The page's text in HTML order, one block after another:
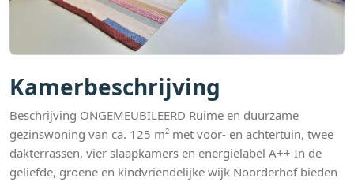
Kamerbeschrijving
Beschrijving ONGEMEUBILEERD Ruime en duurzame
gezinswoning van ca. 125 m² met voor- en achtertuin, twee
dakterrassen, vier slaapkamers en energielabel A++ In de
geliefde, groene en kindvriendelijke wijk Noorderhof bieden